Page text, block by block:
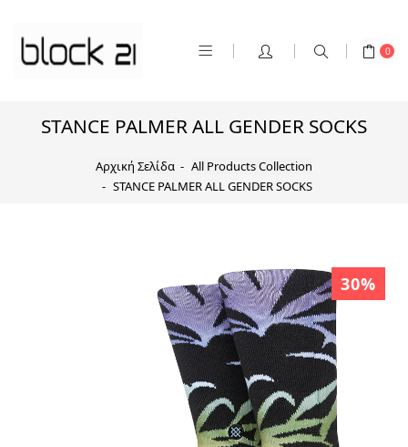
0
STANCE PALMER ALL GENDER SOCKS
Αρχική Σελίδα
All Products Collection
STANCE PALMER ALL GENDER SOCKS
30%